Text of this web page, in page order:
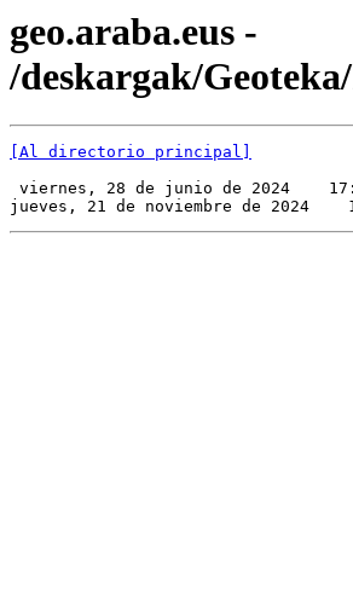
geo.araba.eus -
/deskargak/
[Al directorio principal]
viernes, 28 de junio de 2024
jueves, 21 de noviembre de 2024